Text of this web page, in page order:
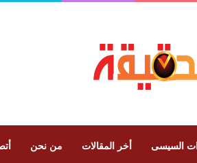
السيسى أخر المقالات من نحن